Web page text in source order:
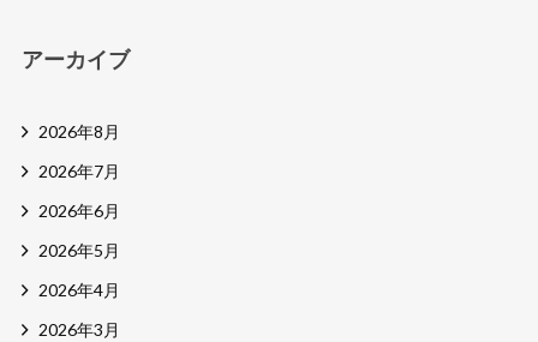
アーカイブ
2026年8月
2026年7月
2026年6月
2026年5月
2026年4月
2026年3月